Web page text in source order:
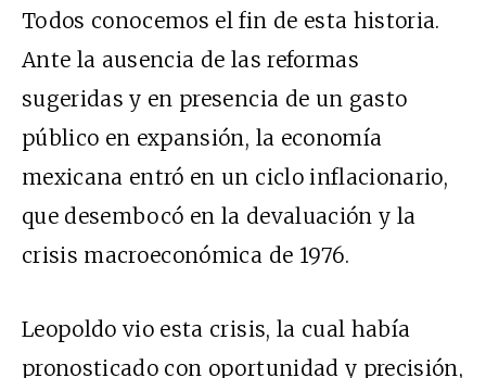
Todos conocemos el fin de esta historia.
Ante la ausencia de las reformas
sugeridas y en presencia de un gasto
público en expansión, la economía
mexicana entró en un ciclo inflacionario,
que desembocó en la devaluación y la
crisis macroeconómica de 1976.
Leopoldo vio esta crisis, la cual había
pronosticado con oportunidad y precisión,